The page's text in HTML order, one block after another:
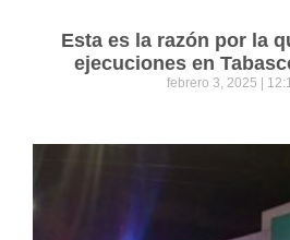
Esta es la razón por la
ejecuciones en
febrero 3, 2025